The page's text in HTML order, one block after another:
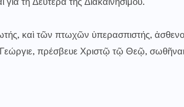
για τη Δευτέρα της Διακαινησίμου.
καὶ τῶν πτωχῶν ὑπερασπιστής,
πρέσβευε Χριστῷ τῷ Θεῷ,